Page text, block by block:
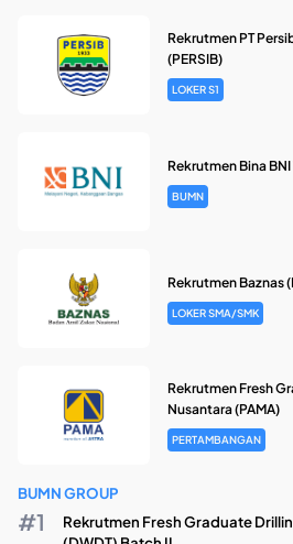
Rekrutmen PT
(PERSIB)
LOKER S1
Rekrutmen Bina
BUMN
Rekrutmen Baznas
LOKER SMA/SMK
Rekrutmen Fresh
Nusantara (PAMA)
PERTAMBANGAN
BUMN GROUP
Rekrutmen Fresh Graduate